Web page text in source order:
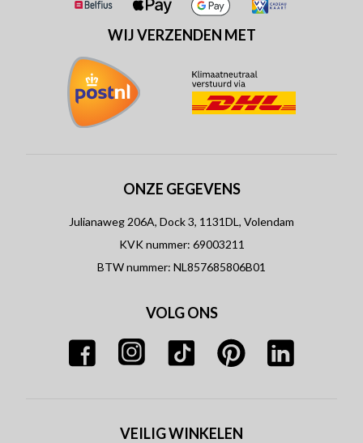
WIJ VERZENDEN MET
ONZE GEGEVENS
Julianaweg 206A, Dock 3, 1131DL, Volendam
KVK nummer: 69003211
BTW nummer: NL857685806B01
VOLG ONS
VEILIG WINKELEN